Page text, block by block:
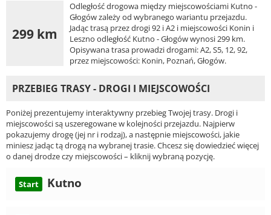
299 km
Odległość drogowa między miejscowościami Kutno -
Głogów zależy od wybranego wariantu przejazdu.
Jadąc trasą przez drogi 92 i A2 i miejscowości Konin i
Leszno odległość Kutno - Głogów wynosi 299 km.
Opisywana trasa prowadzi drogami: A2, S5, 12, 92,
przez miejscowości: Konin, Poznań, Głogów.
PRZEBIEG TRASY - DROGI I MIEJSCOWOŚCI
Poniżej prezentujemy interaktywny przebieg Twojej trasy. Drogi i
miejscowości są uszeregowane w kolejności przejazdu. Najpierw
pokazujemy drogę (jej nr i rodzaj), a następnie miejscowości, jakie
miniesz jadąc tą drogą na wybranej trasie. Chcesz się dowiedzieć więcej
o danej drodze czy miejscowości – kliknij wybraną pozycję.
Start Kutno